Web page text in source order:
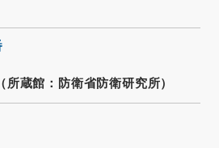
蔵館：防衛省防衛研究所）